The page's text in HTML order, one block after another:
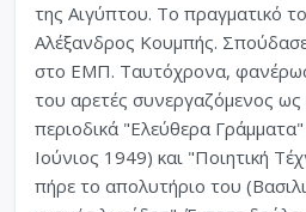
της Αιγύπτου. Το πραγματικό
Αλέξανδρος Κουμπής. Σπούδασε
στο ΕΜΠ. Ταυτόχρονα,
του αρετές συνεργαζόμενος ως
περιοδικά "Ελεύθερα
Ιούνιος 1949) και "Ποιητική
πήρε το απολυτήριο του